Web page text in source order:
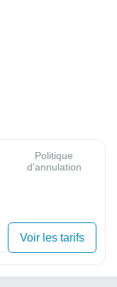
Politique
d'annulation
Voir les tarifs